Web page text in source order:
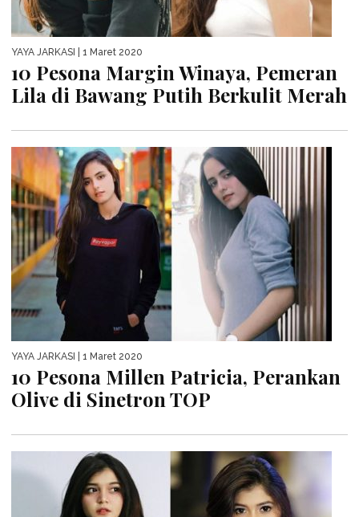
YAYA JARKASI | 1 Maret 2020
10 Pesona Margin Winaya, Pemeran
Lila di Bawang Putih Berkulit Merah
YAYA JARKASI | 1 Maret 2020
10 Pesona Millen Patricia, Perankan
Olive di Sinetron TOP